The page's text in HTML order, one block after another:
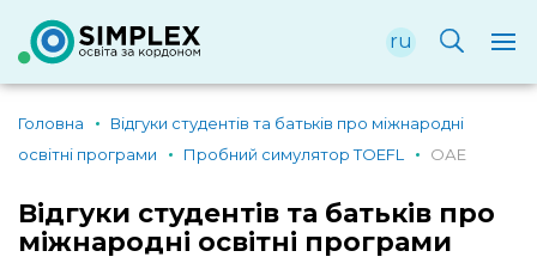
ru
Головна
Відгуки студентів та батьків про міжнародні
освітні програми
Пробний симулятор TOEFL ОАЕ
Відгуки студентів та батьків про
міжнародні освітні програми